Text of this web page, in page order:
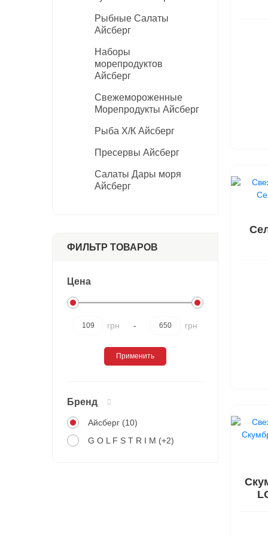
НАПИТКИ
ЛИЧНАЯ ГИГИЕНА
ТОВАРЫ ДЛЯ ЖИВОТНЫХ
БЫТОВАЯ ХИМИЯ
Рыбные Салаты
Айсберг
Наборы
морепродуктов
Айсберг
Свежемороженные
Морепродукты Айсберг
Рыба Х/К Айсберг
Пресервы Айсберг
Салаты Дары моря
Айсберг
ФИЛЬТР ТОВАРОВ
Цена
грн - грн
Применить
Бренд
Айсберг (10)
G O L F S T R I M (+2)